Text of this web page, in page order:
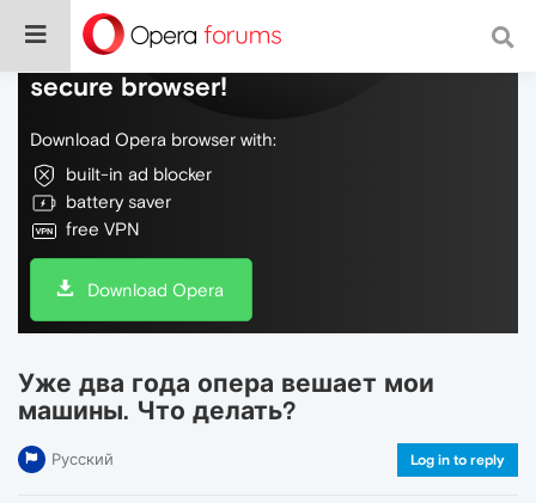
Do more on the web, with a fast and
secure browser!
Download Opera browser with:
built-in ad blocker
battery saver
free VPN
Download Opera
Уже два года опера вешает мои
машины. Что делать?
Русский Log in to reply